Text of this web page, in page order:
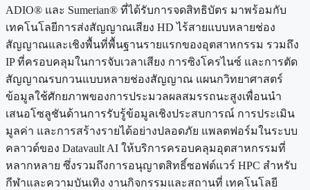
ADIO® และ Sumerian® ที่ได้รับการจดสิทธิบัตร มาพร้อมกับ
เทคโนโลยีการส่งสัญญาณเสียง HD ไร้สายแบบหลายช่อง
สัญญาณและเชิงพื้นที่พื้นฐานรายแรกของอุตสาหกรรม รวมถึง
IP ที่ครอบคลุมในการจับเวลาเสียง การซิงโครไนซ์ และการตัด
สัญญาณรบกวนแบบหลายช่องสัญญาณ แผนกวิทยาศาสตร์
ข้อมูลใช้ศักยภาพของการประมวลผลสมรรถนะสูงเพื่อนนำ
เสนอโซลูชันด้านการรับรู้ข้อมูลเชิงประสบการณ์ การประเมิน
มูลค่า และการสร้างรายได้อย่างปลอดภัย แพลตฟอร์มในระบบ
คลาวด์ของ Datavault AI ให้บริการครอบคลุมอุตสาหกรรมที่
หลากหลาย ซึ่งรวมถึงการอนุญาตสิทธิ์ซอฟต์แวร์ HPC สำหรับ
กีฬาและความบันเทิง งานกิจกรรมและสถานที่ เทคโนโลยี